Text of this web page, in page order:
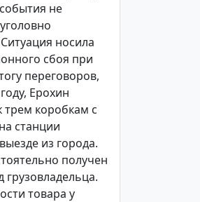
не
носила
сбоя при
переговоров,
Ерохин
трем коробкам с
станции
из города.
получен
грузовладельца.
товара у